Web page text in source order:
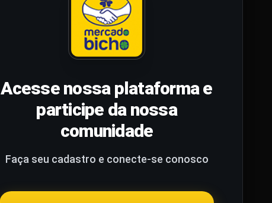
Acesse nossa plataforma e
participe da nossa
comunidade
Faça seu cadastro e conecte-se conosco